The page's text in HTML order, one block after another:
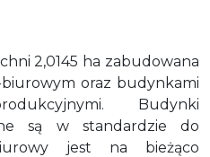
2,0145 ha zabudowana
oraz budynkami
Budynki
są w standardzie do
jest na bieżąco